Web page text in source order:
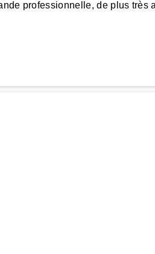
professionnelle, de plus très